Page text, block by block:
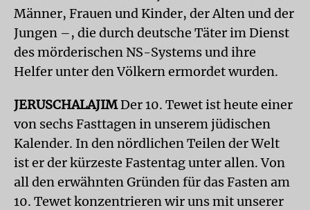
Männer, Frauen und Kinder, der Alten und der
Jungen –, die durch deutsche Täter im Dienst
des mörderischen NS-Systems und ihre
Helfer unter den Völkern ermordet wurden.
JERUSCHALAJIMDer 10. Tewet ist heute einer
von sechs Fasttagen in unserem jüdischen
Kalender. In den nördlichen Teilen der Welt
ist er der kürzeste Fastentag unter allen. Von
all den erwähnten Gründen für das Fasten am
10. Tewet konzentrieren wir uns mit unserer